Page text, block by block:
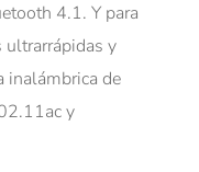
4.1. Y para
ultrarrápidas y
inalámbrica de
y